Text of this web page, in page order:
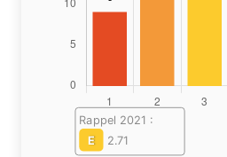
Rappel 2021 :
E
2.71